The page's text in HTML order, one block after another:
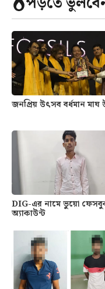
জনপ্রিয় উৎসব বর্ধমান
DIG-এর নামে ভুয়ো
অ্যাকাউন্ট